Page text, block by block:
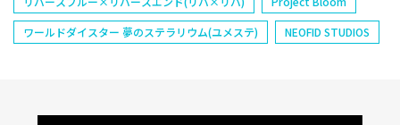
ワールドダイスター 夢のステラリウム(ユメステ)
NEOFID STUDIOS